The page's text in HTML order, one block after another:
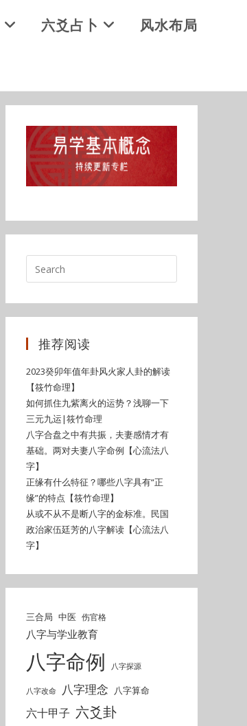
六爻占卜 风水布局
推荐阅读
2023癸卯年值年卦风火家人卦的解读
【筱竹命理】
如何抓住九紫离火的运势？浅聊一下
三元九运|筱竹命理
八字合盘之中有共振，夫妻感情才有
基础。两对夫妻八字命例【心流法八
字】
正缘有什么特征？哪些八字具有“正
缘”的特点【筱竹命理】
从或不从不是断八字的金标准。民国
政治家伍廷芳的八字解读【心流法八
字】
三合局 中医 伤官格
八字与学业教育
八字命例 八字探源
八字改命 八字理念 八字算命
六十甲子 六爻卦